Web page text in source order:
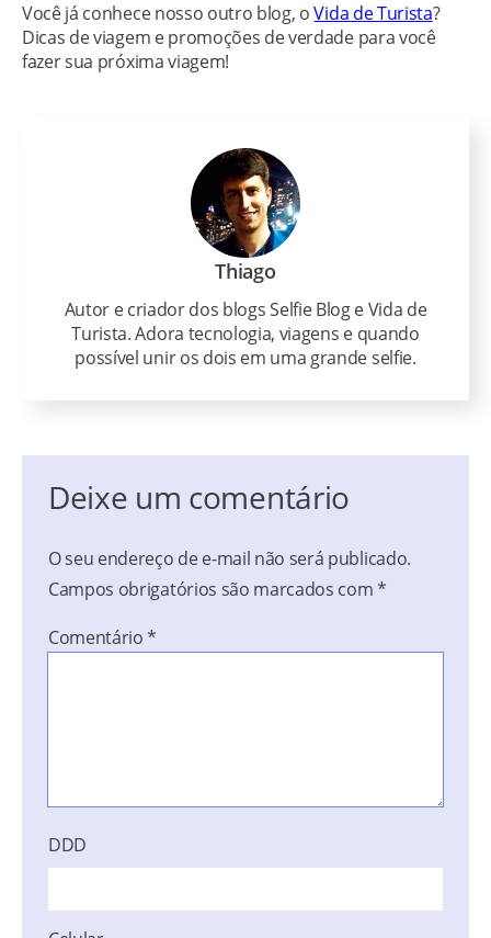
Você já conhece nosso outro blog, oVida de Turista?
Dicas de viagem e promoções de verdade para você
fazer sua próxima viagem!
Thiago
Autor e criador dos blogs Selfie Blog e Vida de
Turista. Adora tecnologia, viagens e quando
possível unir os dois em uma grande selfie.
Deixe um comentário
O seu endereço de e-mail não será publicado.
Campos obrigatórios são marcados com*
Comentário*
DDD